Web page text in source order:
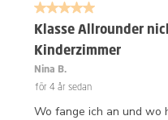
142
Recensioner.
5 av 5 stjärnor.
Klasse Allrounder
Kinderzimmer
Nina B.
för 4 år sedan
Wo fange ich an und wo